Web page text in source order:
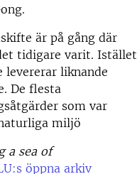
är på gång där
tidigare varit. Istället
levererar liknande
De flesta
som var
miljö
a sea of
öppna arkiv